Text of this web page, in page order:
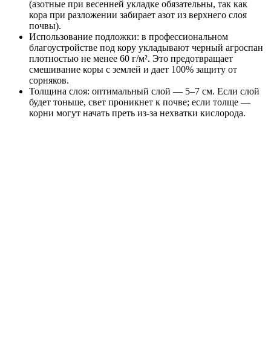
(азотные при весенней укладке обязательны, так как
кора при разложении забирает азот из верхнего слоя
почвы).
Использование подложки: в профессиональном
благоустройстве под кору укладывают черный агроспан
плотностью не менее 60 г/м². Это предотвращает
смешивание коры с землей и дает 100% защиту от
сорняков.
Толщина слоя: оптимальный слой — 5–7 см. Если слой
будет тоньше, свет проникнет к почве; если толще —
корни могут начать преть из-за нехватки кислорода.